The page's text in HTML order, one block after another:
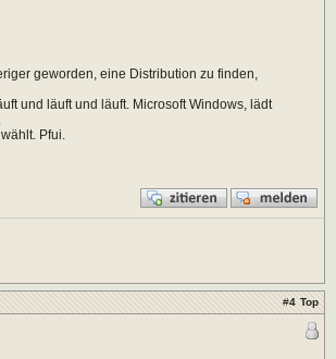
geworden, eine Distribution zu finden,
und läuft und läuft. Microsoft Windows, lädt
Pfui.
#4 Top